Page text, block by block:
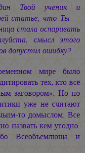
Твой ученик и
статье, что Ты —
стала оспаривать
смысл этого
допустил ошибку?
мире было
тех, кто всё
заговором». Но по
уже не считают
то домыслом. Все
назвать кем угодно.
Всеобъемлюща и